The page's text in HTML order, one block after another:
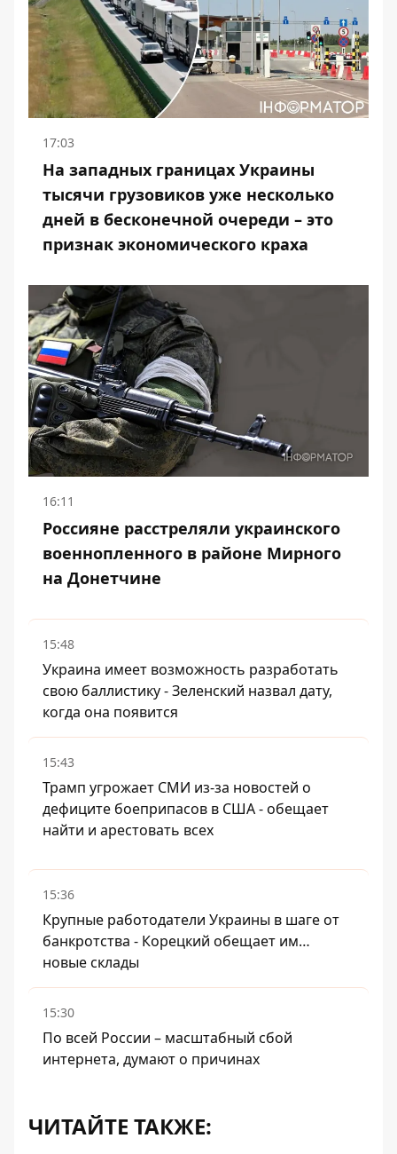
17:03
На западных границах Украины
тысячи грузовиков уже несколько
дней в бесконечной очереди – это
признак экономического краха
16:11
Россияне расстреляли украинского
военнопленного в районе Мирного
на Донетчине
15:48
Украина имеет возможность разработать
свою баллистику - Зеленский назвал дату,
когда она появится
15:43
Трамп угрожает СМИ из-за новостей о
дефиците боеприпасов в США - обещает
найти и арестовать всех
15:36
Крупные работодатели Украины в шаге от
банкротства - Корецкий обещает им…
новые склады
15:30
По всей России – масштабный сбой
интернета, думают о причинах
ЧИТАЙТЕ ТАКЖЕ: